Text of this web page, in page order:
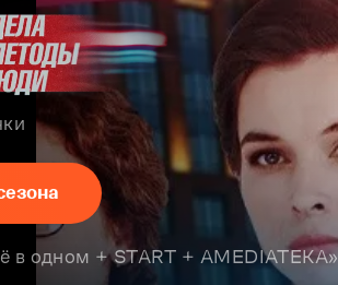
в одном + START + AMEDIATEKA»